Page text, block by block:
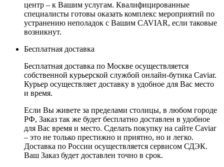
центр – к Вашим услугам. Квалифицированные
специалисты готовы оказать комплекс мероприятий по
устранению неполадок с Вашим CAVIAR, если таковые
возникнут.
Бесплатная доставка
Бесплатная доставка по Москве осуществляется
собственной курьерской службой онлайн-бутика Caviar.
Курьер осуществляет доставку в удобное для Вас место
и время.
Если Вы живете за пределами столицы, в любом городе
РФ, Заказ так же будет бесплатно доставлен в удобное
для Вас время и место. Сделать покупку на сайте Caviar
– это не только престижно и приятно, но и легко.
Доставка по России осуществляется сервисом СДЭК.
Ваш Заказ будет доставлен точно в срок.